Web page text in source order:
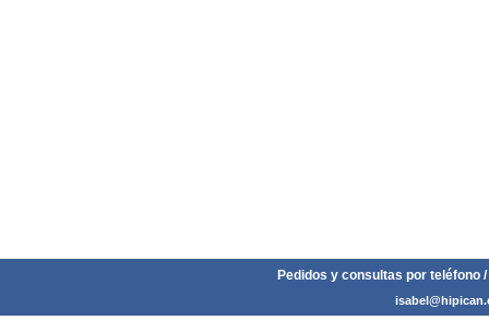
Pedidos y consultas por teléfono